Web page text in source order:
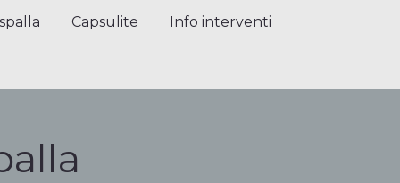
Capsulite Info interventi
Capsulite Info interventi